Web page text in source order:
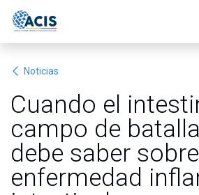
Noticias
Cuando el
campo de
debe saber
enfermedad